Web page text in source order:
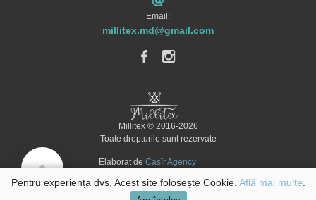
Email:
millitex.md@gmail.com
Millitex © 2016-2026
Toate drepturile sunt rezervate
Elaborat de Casîr Agency
Termeni și conditii Condiții de utilizare
Pentru experiența dvs, Acest site folosește Cookie. Află mai multe